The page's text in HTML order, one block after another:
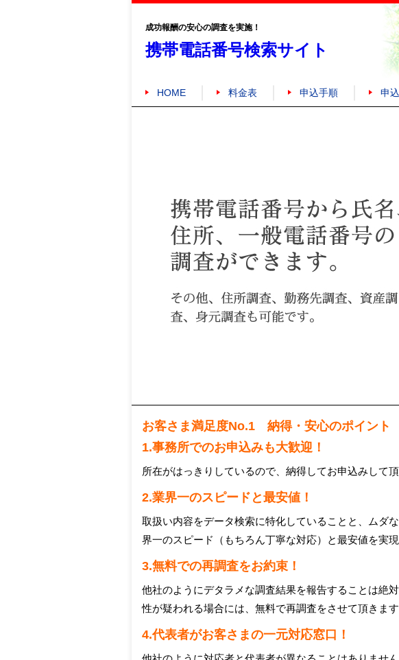
成功報酬の安心の調査を実施！
携帯電話番号検索サイト
HOME 料金表 申込手順 申
お客さま満足度No.1 納得・安心のポイント
1.事務所でのお申込みも大歓迎！
所在がはっきりしているので、納得してお申込みして頂
2.業界一のスピードと最安値！
取扱い内容をデータ検索に特化していることと、ムダ
界一のスピード（もちろん丁寧な対応）と最安値を実現
3.無料での再調査をお約束！
他社のようにデタラメな調査結果を報告することは絶
性が疑われる場合には、無料で再調査をさせて頂きます
4.代表者がお客さまの一元対応窓口！